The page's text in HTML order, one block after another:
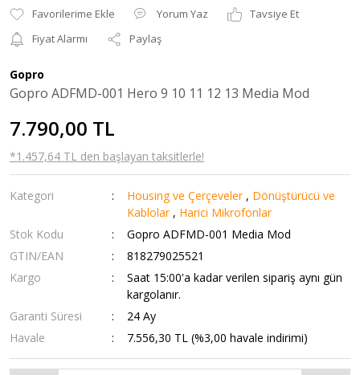
Yorum Yaz
Tavsiye Et
Fiyat Alarmı
Paylaş
Gopro
Gopro ADFMD-001 Hero 9 10 11 12 13 Media Mod
7.790,00 TL
*1.457,64 TL den başlayan taksitlerle!
Kategori Housing ve Çerçeveler , Dönüştürücü ve
Kablolar , Harici Mikrofonlar
Stok Kodu
Gopro ADFMD-001 Media Mod
GTIN/EAN
818279025521
Kargo
Saat 15:00'a kadar verilen sipariş aynı gün
kargolanır.
Garanti Süresi
24 Ay
Havale
7.556,30 TL (%3,00 havale indirimi)